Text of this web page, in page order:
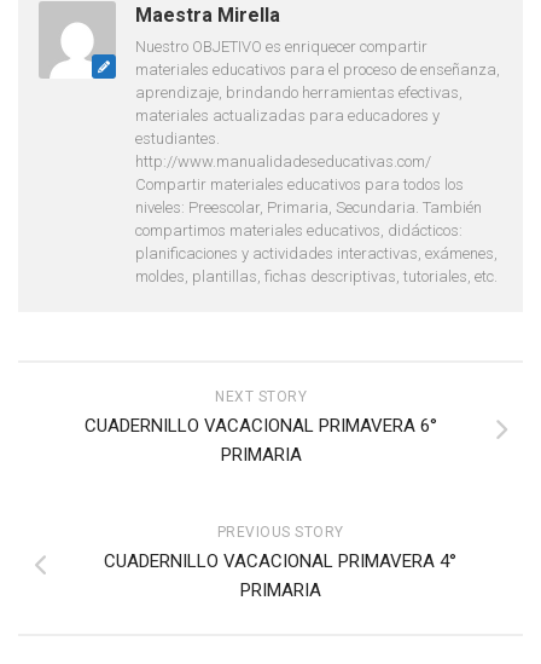
Maestra Mirella
Nuestro OBJETIVO es enriquecer compartir
materiales educativos para el proceso de enseñanza,
aprendizaje, brindando herramientas efectivas,
materiales actualizadas para educadores y
estudiantes.
http://www.manualidadeseducativas.com/
Compartir materiales educativos para todos los
niveles: Preescolar, Primaria, Secundaria. También
compartimos materiales educativos, didácticos:
planificaciones y actividades interactivas, exámenes,
moldes, plantillas, fichas descriptivas, tutoriales, etc.
NEXT STORY
CUADERNILLO VACACIONAL PRIMAVERA 6°
PRIMARIA
PREVIOUS STORY
CUADERNILLO VACACIONAL PRIMAVERA 4°
PRIMARIA